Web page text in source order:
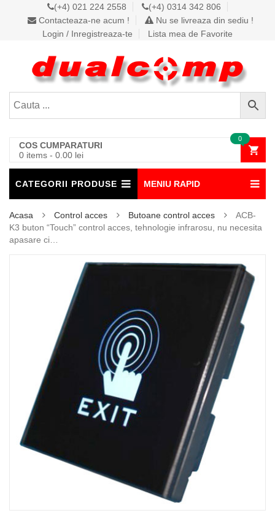
(+4) 021 224 2558
(+4) 0314 342 806
Contacteaza-ne acum !
Nu se livreaza din sediu !
Login / Inregistreaza-te
Lista mea de Favorite
COS CUMPARATURI
0 items - 0.00 lei
0
CATEGORII PRODUSE MENIU RAPID
Acasa Control acces Butoane control acces
ACB-
K3 buton “Touch” control acces, tehnologie infrarosu, nu necesita
apasare ci…